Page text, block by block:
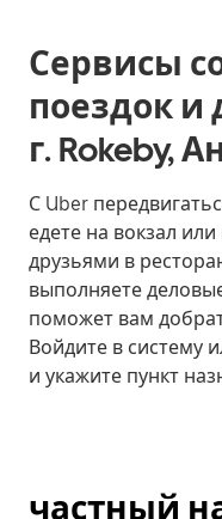
Сервисы
поездок и
г. Rokeby,
С Uber
едете на вокзал
друзьями в
выполняете
поможет вам
Войдите в систему
и укажите пункт
частный